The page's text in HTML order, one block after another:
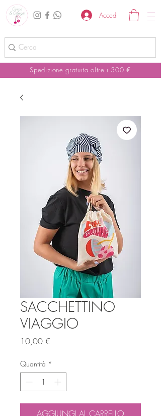
Accedi
Spedizione gratuita oltre i 300 €
SACCHETTINO
VIAGGIO
10,00 €
Quantità *
AGGIUNGI AL CARRELLO